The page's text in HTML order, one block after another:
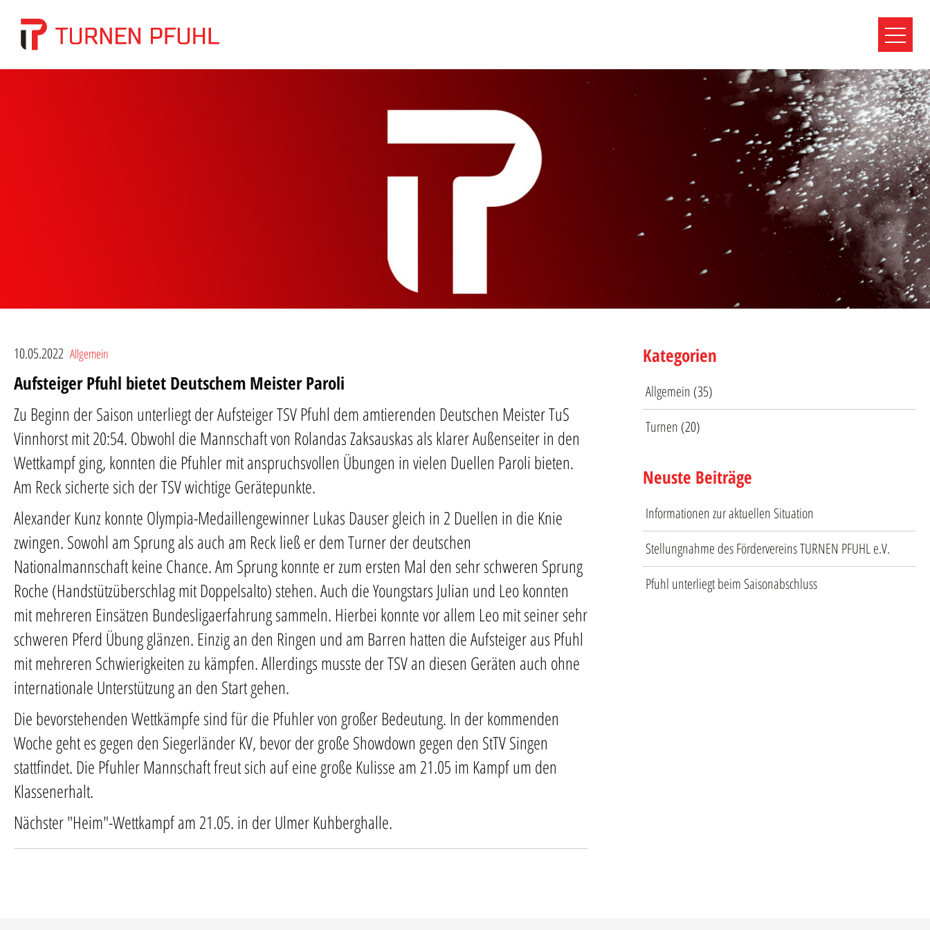
10.05.2022 Allgemein
Aufsteiger Pfuhl bietet Deutschem Meister Paroli
Zu Beginn der Saison unterliegt der Aufsteiger TSV Pfuhl dem amtierenden Deutschen Meister TuS
Vinnhorst mit 20:54. Obwohl die Mannschaft von Rolandas Zaksauskas als klarer Außenseiter in den
Wettkampf ging, konnten die Pfuhler mit anspruchsvollen Übungen in vielen Duellen Paroli bieten.
Am Reck sicherte sich der TSV wichtige Gerätepunkte.
Alexander Kunz konnte Olympia-Medaillengewinner Lukas Dauser gleich in 2 Duellen in die Knie
zwingen. Sowohl am Sprung als auch am Reck ließ er dem Turner der deutschen
Nationalmannschaft keine Chance. Am Sprung konnte er zum ersten Mal den sehr schweren Sprung
Roche (Handstützüberschlag mit Doppelsalto) stehen. Auch die Youngstars Julian und Leo konnten
mit mehreren Einsätzen Bundesligaerfahrung sammeln. Hierbei konnte vor allem Leo mit seiner sehr
schweren Pferd Übung glänzen. Einzig an den Ringen und am Barren hatten die Aufsteiger aus Pfuhl
mit mehreren Schwierigkeiten zu kämpfen. Allerdings musste der TSV an diesen Geräten auch ohne
internationale Unterstützung an den Start gehen.
Die bevorstehenden Wettkämpfe sind für die Pfuhler von großer Bedeutung. In der kommenden
Woche geht es gegen den Siegerländer KV, bevor der große Showdown gegen den StTV Singen
stattfindet. Die Pfuhler Mannschaft freut sich auf eine große Kulisse am 21.05 im Kampf um den
Klassenerhalt.
Nächster "Heim"-Wettkampf am 21.05. in der Ulmer Kuhberghalle.
Kategorien
Allgemein (35)
Turnen (20)
Neuste Beiträge
Informationen zur aktuellen Situation
Stellungnahme des Fördervereins TURNEN PFUHL e.V.
Pfuhl unterliegt beim Saisonabschluss